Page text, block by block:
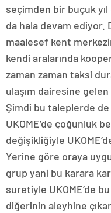
seçimden bir buçuk
da hala devam ediyor.
maalesef kent
kendi aralarında
zaman zaman taksi
ulaşım dairesine
Şimdi bu taleplerde
UKOME’de çoğunluk
değişikliğiyle
Yerine göre oraya
grup yani bu karara
suretiyle UKOME’de
diğerinin aleyhine